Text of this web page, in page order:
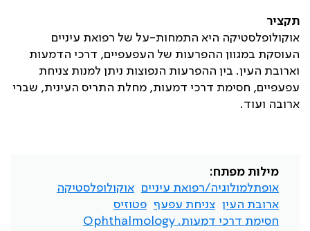
תקציר
אוקולופלסטיקה היא התמחות-על של רפואת עיניים
העוסקת במגוון ההפרעות של העפעפיים, דרכי הדמעות
וארובת העין. בין ההפרעות הנפוצות ניתן למנות צניחת
עפעפיים, חסימת דרכי דמעות, מחלת התריס העינית, שברי
ארובה ועוד.
מילות מפתח:
אופתלמולוגיה/רפואת עיניים
אוקולופלסטיקה
ארובת העין צניחת עפעף
פטוזיס
חסימת דרכי דמעות. Ophthalmology